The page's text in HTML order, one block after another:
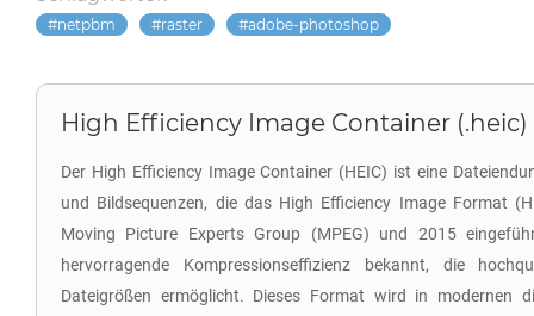
netpbm raster adobe-photoshop
High Efficiency Image Container (.heic)
Der High Efficiency Image Container (HEIC) ist eine
und Bildsequenzen, die das High Efficiency Image Format
Moving Picture Experts Group (MPEG) und 2015
hervorragende Kompressionseffizienz bekannt, die
Dateigrößen ermöglicht. Dieses Format wird in modernen